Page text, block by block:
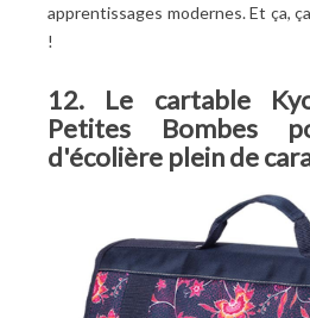
apprentissages modernes. Et ça,
!
12. Le cartable
Petites Bombes
d'écolière plein de